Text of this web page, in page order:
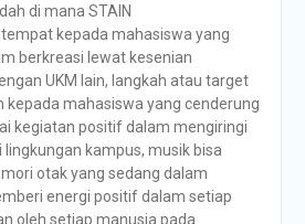
di mana STAIN
kepada mahasiswa yang
berkreasi lewat kesenian
UKM lain, langkah atau target
kepada mahasiswa yang cenderung
kegiatan positif dalam mengiringi
kampus, musik bisa
otak yang sedang dalam
energi positif dalam setiap
oleh setiap manusia pada